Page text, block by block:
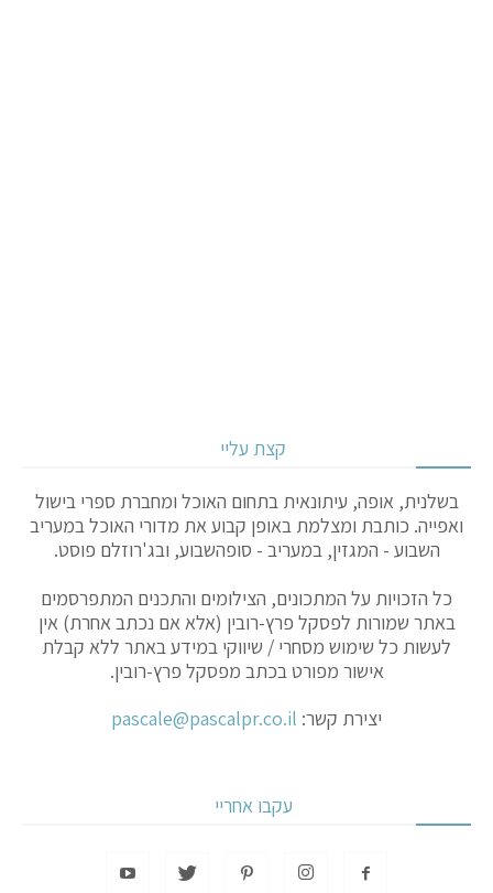
קצת עליי
בשלנית, אופה, עיתונאית בתחום האוכל ומחברת ספרי בישול
ואפייה. כותבת ומצלמת באופן קבוע את מדורי האוכל במעריב
השבוע - המגזין, במעריב - סופהשבוע, ובג'רוזלם פוסט.
כל הזכויות על המתכונים, הצילומים והתכנים המתפרסמים
באתר שמורות לפסקל פרץ-רובין (אלא אם נכתב אחרת) אין
לעשות כל שימוש מסחרי / שיווקי במידע באתר ללא קבלת
אישור מפורט בכתב מפסקל פרץ-רובין.
יצירת קשר: pascale@pascalpr.co.il
עקבו אחריי